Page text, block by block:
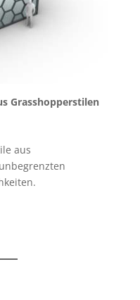
Grasshopperstilen
aus